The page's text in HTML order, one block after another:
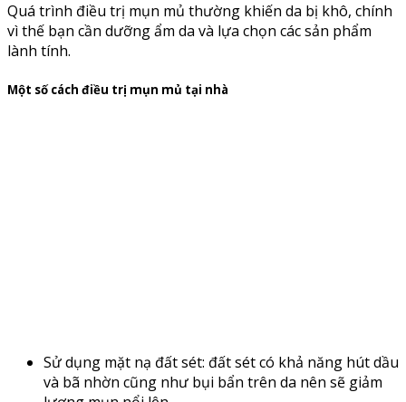
Quá trình điều trị mụn mủ thường khiến da bị khô, chính
vì thế bạn cần dưỡng ẩm da và lựa chọn các sản phẩm
lành tính.
Một số cách điều trị mụn mủ tại nhà
Sử dụng mặt nạ đất sét: đất sét có khả năng hút dầu
và bã nhờn cũng như bụi bẩn trên da nên sẽ giảm